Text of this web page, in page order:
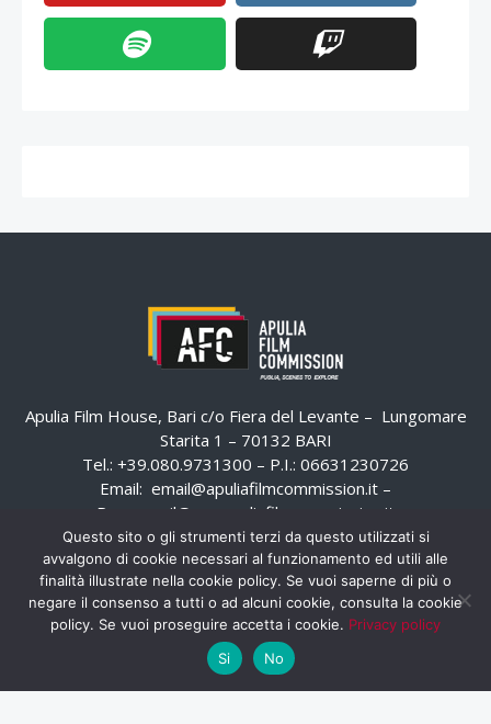
Apulia Film House, Bari c/o Fiera del Levante – Lungomare
Starita 1 – 70132 BARI
Tel.: +39.080.9731300 – P.I.: 06631230726
Email: email@apuliafilmcommission.it –
Pec:
email@pec.apuliafilmcommission.it
Questo sito o gli strumenti terzi da questo utilizzati si
avvalgono di cookie necessari al funzionamento ed utili alle
finalità illustrate nella cookie policy. Se vuoi saperne di più o
negare il consenso a tutti o ad alcuni cookie, consulta la cookie
policy. Se vuoi proseguire accetta i cookie. Privacy policy
Si
No